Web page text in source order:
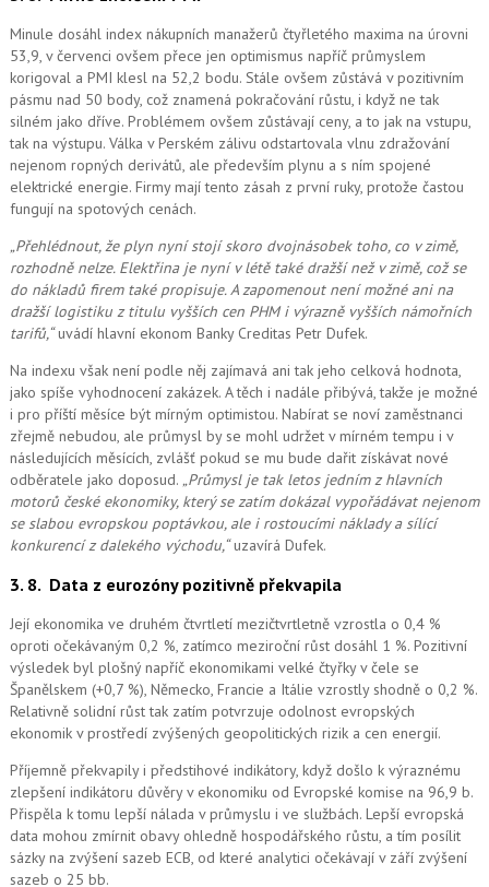
Minule dosáhl index nákupních manažerů čtyřletého maxima na úrovni
53,9, v červenci ovšem přece jen optimismus napříč průmyslem
korigoval a PMI klesl na 52,2 bodu. Stále ovšem zůstává v pozitivním
pásmu nad 50 body, což znamená pokračování růstu, i když ne tak
silném jako dříve. Problémem ovšem zůstávají ceny, a to jak na vstupu,
tak na výstupu. Válka v Perském zálivu odstartovala vlnu zdražování
nejenom ropných derivátů, ale především plynu a s ním spojené
elektrické energie. Firmy mají tento zásah z první ruky, protože častou
fungují na spotových cenách.
„Přehlédnout, že plyn nyní stojí skoro dvojnásobek toho, co v zimě,
rozhodně nelze. Elektřina je nyní v létě také dražší než v zimě, což se
do nákladů firem také propisuje. A zapomenout není možnéani na
dražší logistiku z titulu vyšších cen PHM i výrazně vyšších námořních
tarifů,“uvádí hlavní ekonom Banky Creditas Petr Dufek.
Na indexu však není podle něj zajímavá ani tak jeho celková hodnota,
jako spíše vyhodnocení zakázek. A těch i nadále přibývá, takže je možné
i pro příští měsíce být mírným optimistou. Nabírat se noví zaměstnanci
zřejmě nebudou, ale průmysl by se mohl udržet v mírném tempu i v
následujících měsících, zvlášť pokud se mu bude dařit získávat nové
odběratele jako doposud. „Průmysl je tak letos jedním z hlavních
motorů české ekonomiky, který se zatím dokázal vypořádávat nejenom
se slabou evropskou poptávkou, ale i rostoucími náklady a sílící
konkurencí z dalekého východu,“uzavírá Dufek.
3. 8. Data z eurozóny pozitivně překvapila
Její ekonomika ve druhém čtvrtletí mezičtvrtletně vzrostla o 0,4 %
oproti očekávaným 0,2 %, zatímco meziroční růst dosáhl 1 %. Pozitivní
výsledek byl plošný napříč ekonomikami velké čtyřky v čele se
Španělskem (+0,7 %), Německo, Francie a Itálie vzrostly shodně o 0,2 %.
Relativně solidní růst tak zatím potvrzuje odolnost evropských
ekonomik v prostředí zvýšených geopolitických rizik a cen energií.
Příjemně překvapily i předstihové indikátory, když došlo k výraznému
zlepšení indikátoru důvěry v ekonomiku od Evropské komise na 96,9 b.
Přispěla k tomu lepší nálada v průmyslu i ve službách. Lepší evropská
data mohou zmírnit obavy ohledně hospodářského růstu, a tím posílit
sázky na zvýšení sazeb ECB, od které analytici očekávají v září zvýšení
sazeb o 25 bb.